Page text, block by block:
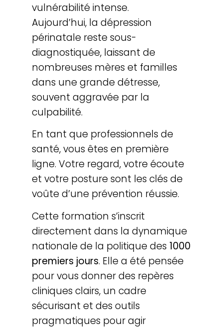
vulnérabilité intense.
Aujourd’hui, la dépression
périnatale reste sous-
diagnostiquée, laissant de
nombreuses mères et familles
dans une grande détresse,
souvent aggravée par la
culpabilité.
En tant que professionnels de
santé, vous êtes en première
ligne. Votre regard, votre écoute
et votre posture sont les clés de
voûte d’une prévention réussie.
Cette formation s’inscrit
directement dans la dynamique
nationale de la politique des 1000
premiers jours. Elle a été pensée
pour vous donner des repères
cliniques clairs, un cadre
sécurisant et des outils
pragmatiques pour agir